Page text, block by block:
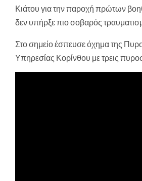
Κιάτου για την παροχή πρώτων
δεν υπήρξε πιο σοβαρός
Στο σημείο έσπευσε όχημα της
Υπηρεσίας Κορίνθου με τρεις